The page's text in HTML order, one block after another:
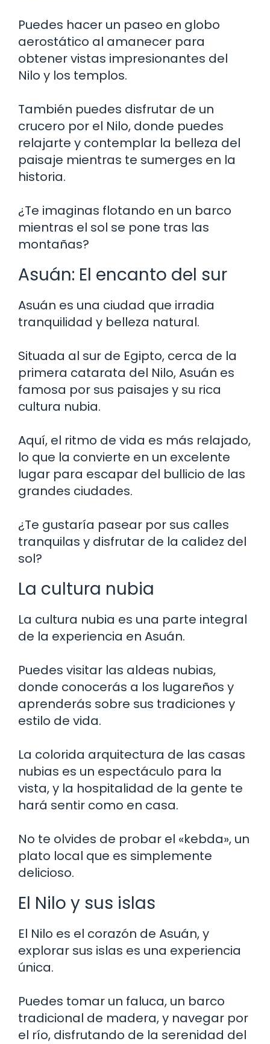
Puedes hacer un paseo en globo
aerostático al amanecer para
obtener vistas impresionantes del
Nilo y los templos.
También puedes disfrutar de un
crucero por el Nilo, donde puedes
relajarte y contemplar la belleza del
paisaje mientras te sumerges en la
historia.
¿Te imaginas flotando en un barco
mientras el sol se pone tras las
montañas?
Asuán: El encanto del sur
Asuán es una ciudad que irradia
tranquilidad y belleza natural.
Situada al sur de Egipto, cerca de la
primera catarata del Nilo, Asuán es
famosa por sus paisajes y su rica
cultura nubia.
Aquí, el ritmo de vida es más relajado,
lo que la convierte en un excelente
lugar para escapar del bullicio de las
grandes ciudades.
¿Te gustaría pasear por sus calles
tranquilas y disfrutar de la calidez del
sol?
La cultura nubia
La cultura nubia es una parte integral
de la experiencia en Asuán.
Puedes visitar las aldeas nubias,
donde conocerás a los lugareños y
aprenderás sobre sus tradiciones y
estilo de vida.
La colorida arquitectura de las casas
nubias es un espectáculo para la
vista, y la hospitalidad de la gente te
hará sentir como en casa.
No te olvides de probar el «kebda», un
plato local que es simplemente
delicioso.
El Nilo y sus islas
El Nilo es el corazón de Asuán, y
explorar sus islas es una experiencia
única.
Puedes tomar un faluca, un barco
tradicional de madera, y navegar por
el río, disfrutando de la serenidad del